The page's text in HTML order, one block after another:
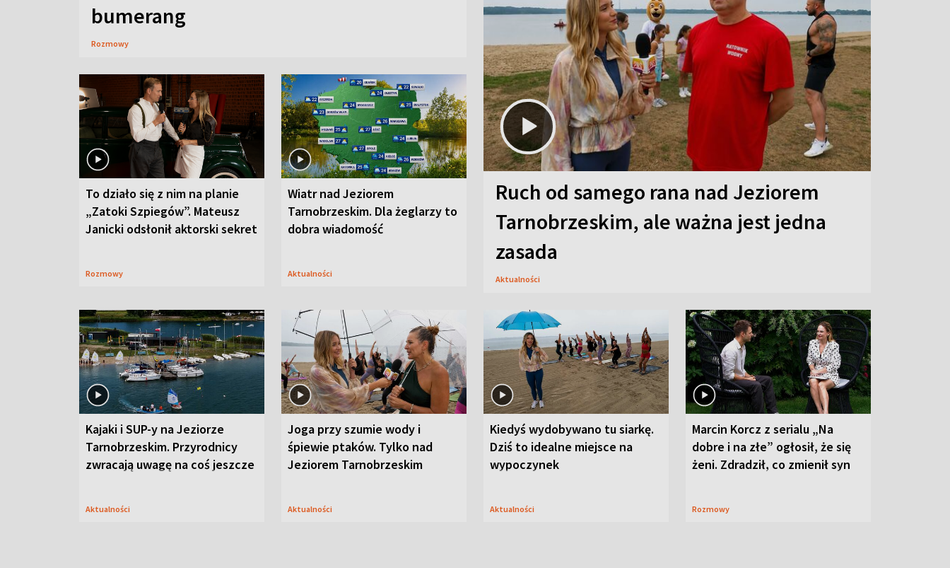
bumerang
Rozmowy
To działo się z nim na planie
„Zatoki Szpiegów”. Mateusz
Janicki odsłonił aktorski sekret
Rozmowy
Wiatr nad Jeziorem
Tarnobrzeskim. Dla żeglarzy to
dobra wiadomość
Aktualności
Ruch od samego rana nad Jeziorem
Tarnobrzeskim, ale ważna jest jedna
zasada
Aktualności
Kajaki i SUP-y na Jeziorze
Tarnobrzeskim. Przyrodnicy
zwracają uwagę na coś jeszcze
Aktualności
Joga przy szumie wody i
śpiewie ptaków. Tylko nad
Jeziorem Tarnobrzeskim
Aktualności
Kiedyś wydobywano tu siarkę.
Dziś to idealne miejsce na
wypoczynek
Aktualności
Marcin Korcz z serialu „Na
dobre i na złe” ogłosił, że się
żeni. Zdradził, co zmienił syn
Rozmowy